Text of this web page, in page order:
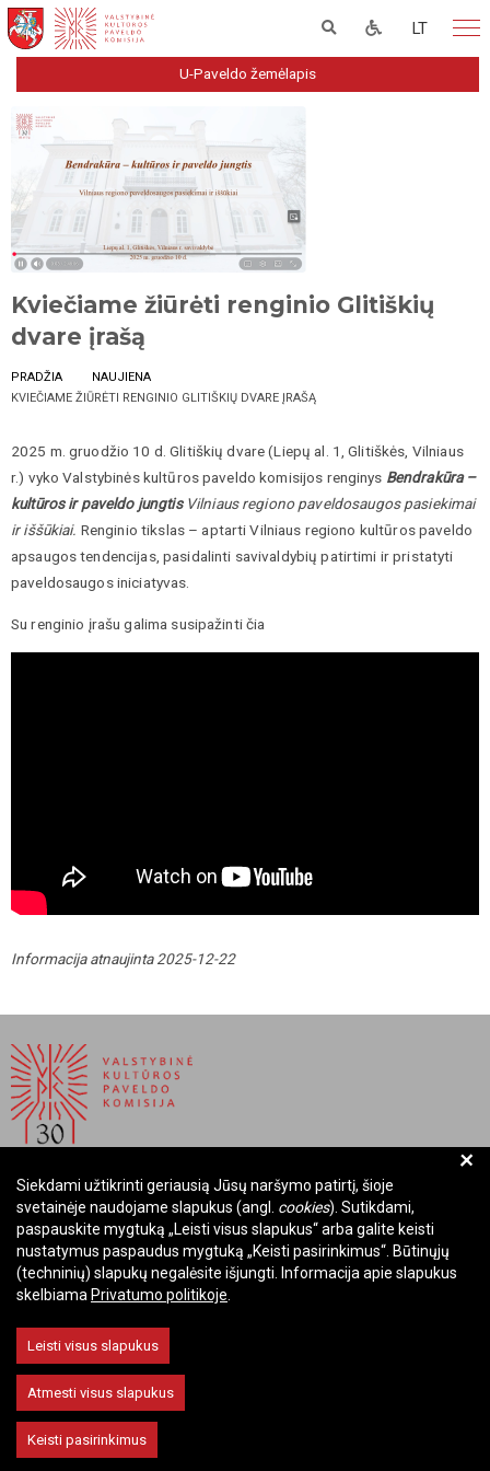
LT
U-Paveldo žemėlapis
Kviečiame žiūrėti renginio Glitiškių
dvare įrašą
PRADŽIA
NAUJIENA
KVIEČIAME ŽIŪRĖTI RENGINIO GLITIŠKIŲ DVARE ĮRAŠĄ
2025 m. gruodžio 10 d. Glitiškių dvare (Liepų al. 1, Glitiškės, Vilniaus
r.) vyko Valstybinės kultūros paveldo komisijos renginys Bendrakūra –
kultūros ir paveldo jungtis Vilniaus regiono paveldosaugos pasiekimai
ir iššūkiai. Renginio tikslas – aptarti Vilniaus regiono kultūros paveldo
apsaugos tendencijas, pasidalinti savivaldybių patirtimi ir pristatyti
paveldosaugos iniciatyvas.
Su renginio įrašu galima susipažinti čia
Informacija atnaujinta 2025-12-22
BIUDŽETINĖ ĮSTAIGA LIETUVOS RESPUBLIKOS
VALSTYBINĖ KULTŪROS PAVELDO KOMISIJA
Įmonės kodas: Juridinių asmenų registre 288700520
Adresas: Rūdninkų g. 13, 01135 Vilnius
El. paštas: komisija@vkpk.lt
BENDRAUKIME
+
Siekdami užtikrinti geriausią Jūsų naršymo patirtį, šioje
svetainėje naudojame slapukus (angl. cookies). Sutikdami,
paspauskite mygtuką „Leisti visus slapukus“ arba galite keisti
nustatymus paspaudus mygtuką „Keisti pasirinkimus“. Būtinųjų
(techninių) slapukų negalėsite išjungti. Informacija apie slapukus
skelbiama Privatumo politikoje
Leisti visus slapukus
Atmesti visus slapukus
Keisti pasirinkimus